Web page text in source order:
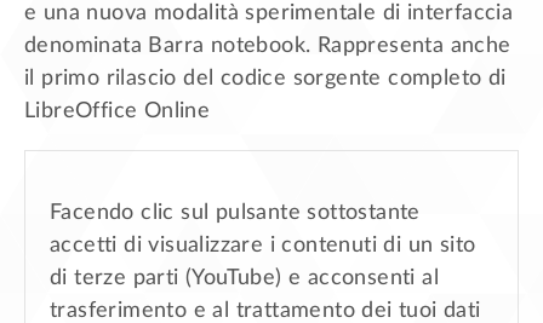
e una nuova modalità sperimentale di interfaccia
denominata Barra notebook. Rappresenta anche
il primo rilascio del codice sorgente completo di
LibreOffice Online
Facendo clic sul pulsante sottostante
accetti di visualizzare i contenuti di un sito
di terze parti (YouTube) e acconsenti al
trasferimento e al trattamento dei tuoi dati